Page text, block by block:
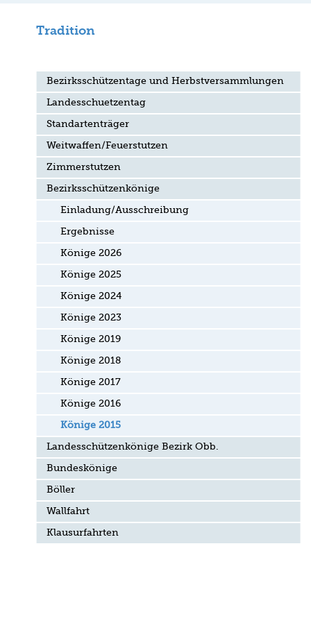
Tradition
Bezirksschützentage und Herbstversammlungen
Landesschuetzentag
Standartenträger
Weitwaffen/Feuerstutzen
Zimmerstutzen
Bezirksschützenkönige
Einladung/Ausschreibung
Ergebnisse
Könige 2026
Könige 2025
Könige 2024
Könige 2023
Könige 2019
Könige 2018
Könige 2017
Könige 2016
Könige 2015
Landesschützenkönige Bezirk Obb.
Bundeskönige
Böller
Wallfahrt
Klausurfahrten